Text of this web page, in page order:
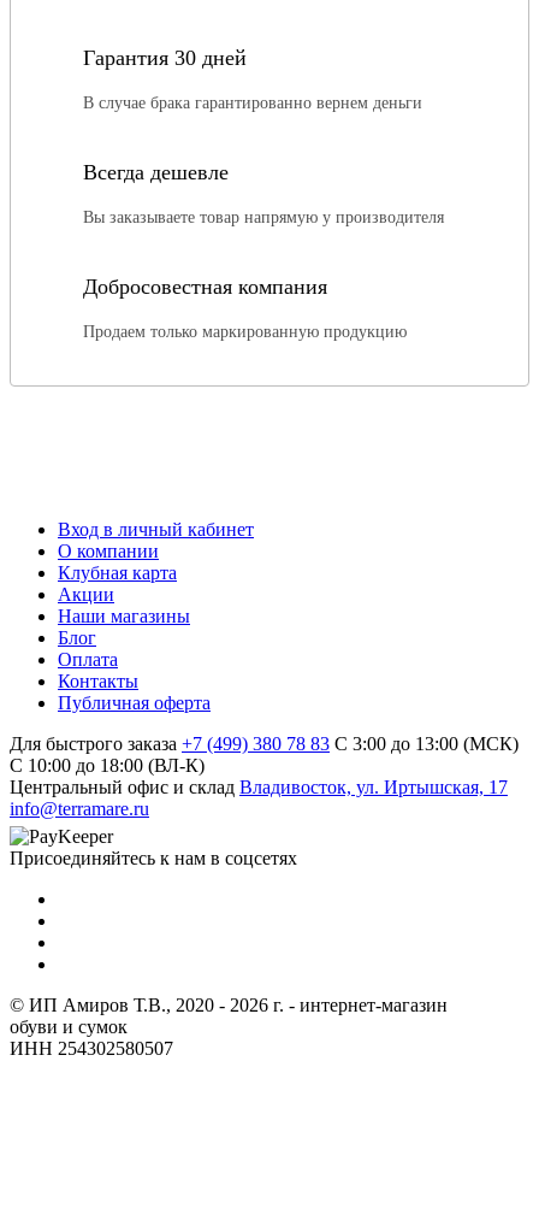
Гарантия 30 дней
В случае брака гарантированно вернем деньги
Всегда дешевле
Вы заказываете товар напрямую у производителя
Добросовестная компания
Продаем только маркированную продукцию
Вход в личный кабинет
О компании
Клубная карта
Акции
Наши магазины
Блог
Оплата
Контакты
Публичная оферта
Для быстрого заказа +7 (499) 380 78 83 С 3:00 до 13:00 (МСК)
C 10:00 до 18:00 (ВЛ-К)
Центральный офис и склад Владивосток, ул. Иртышская, 17
info@terramare.ru
Присоединяйтесь к нам в соцсетях
© ИП Амиров Т.В., 2020 - 2026 г. - интернет-магазин
обуви и сумок
ИНН 254302580507